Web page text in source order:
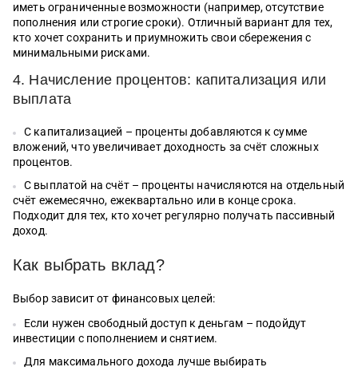
иметь ограниченные возможности (например, отсутствие
пополнения или строгие сроки). Отличный вариант для тех,
кто хочет сохранить и приумножить свои сбережения с
минимальными рисками.
4. Начисление процентов: капитализация или
выплата
С капитализацией – проценты добавляются к сумме
вложений, что увеличивает доходность за счёт сложных
процентов.
С выплатой на счёт – проценты начисляются на отдельный
счёт ежемесячно, ежеквартально или в конце срока.
Подходит для тех, кто хочет регулярно получать пассивный
доход.
Как выбрать вклад?
Выбор зависит от финансовых целей:
Если нужен свободный доступ к деньгам – подойдут
инвестиции с пополнением и снятием.
Для максимального дохода лучше выбирать